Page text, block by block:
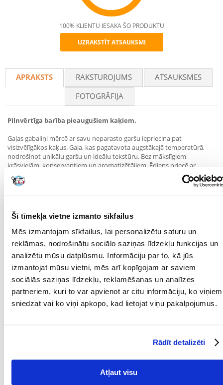
Šī tīmekļa vietne izmanto sīkfailus
Mēs izmantojam sīkfailus, lai personalizētu saturu un
reklāmas, nodrošinātu sociālo saziņas līdzekļu funkcijas un
analizētu mūsu datplūsmu. Informāciju par to, kā jūs
izmantojat mūsu vietni, mēs arī kopīgojam ar saviem
sociālās saziņas līdzekļu, reklamēšanas un analīzes
partneriem, kuri to var apvienot ar citu informāciju, ko viņiem
sniedzat vai ko viņi apkopo, kad lietojat viņu pakalpojumus.
Rādīt detalizēti
Atļaut visu
Recommend
100% KLIENTU IESAKA ŠO PRODUKTU
UZRAKSTĪT ATSAUKSMI
APRAKSTS RAKSTUROJUMS
ATSAUKSMES
FOTOGRĀFIJA
Pilnvērtīga barība pieaugušiem kaķiem.
Gaļas gabaliņi mērcē ar savu neparasto garšu iepriecina pat
visizvēlīgākos kaķus. Gaļa, kas pagatavota augstākajā temperatūrā,
nodrošinot unikālu garšu un ideālu tekstūru. Bez mākslīgiem
krāsvielām, konservantiem un aromatizētājiem. Ēdiens priecē ar
daudzveidīgām tekstūrām un garšām, kas nodrošina neparastu
pieredzi ikvienam kaķu gardēdim.
Sastāvs:
Gaļa un dzīvnieku izcelsmes produkti (no tiem 4% vistas gaļas, 4%
Analītiskās sastāvdaļas:
Mitrums 81,5 %, proteīni 7,5 %, neapstrādātas eļļas un tauki 3,7 %,
neapstrādāti pelni 1,3 %, neapstrādāta šķiedrviela 0,5 %.
Barošanas ieteikumi:
Pieaugušam kaķim, kas sver vidēji 4 kg, dienā vajadzētu apēst
aptuveni 3 kārbiņas, sadalot tās vismaz divās ēdienreizēs. Barot
pieejamam svaigam ūdenim.